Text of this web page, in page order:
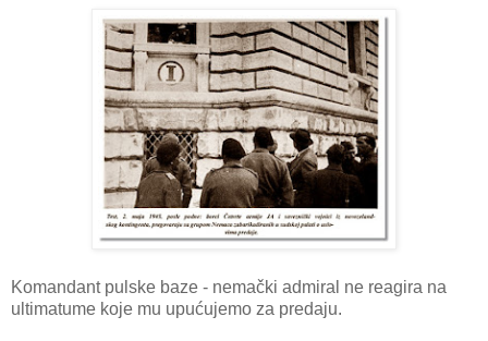
Komandant pulske baze - nemački admiral ne reagira na
ultimatume koje mu upućujemo za predaju.